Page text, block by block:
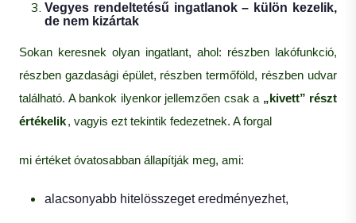
Vegyes rendeltetésű ingatlanok – külön kezelik,
de nem kizártak
Sokan keresnek olyan ingatlant, ahol: részben lakófunkció,
részben gazdasági épület, részben termőföld, részben udvar
található. A bankok ilyenkor jellemzően csak a „kivett” részt
értékelik, vagyis ezt tekintik fedezetnek. A forgal
mi értéket óvatosabban állapítják meg, ami:
alacsonyabb hitelösszeget eredményezhet,